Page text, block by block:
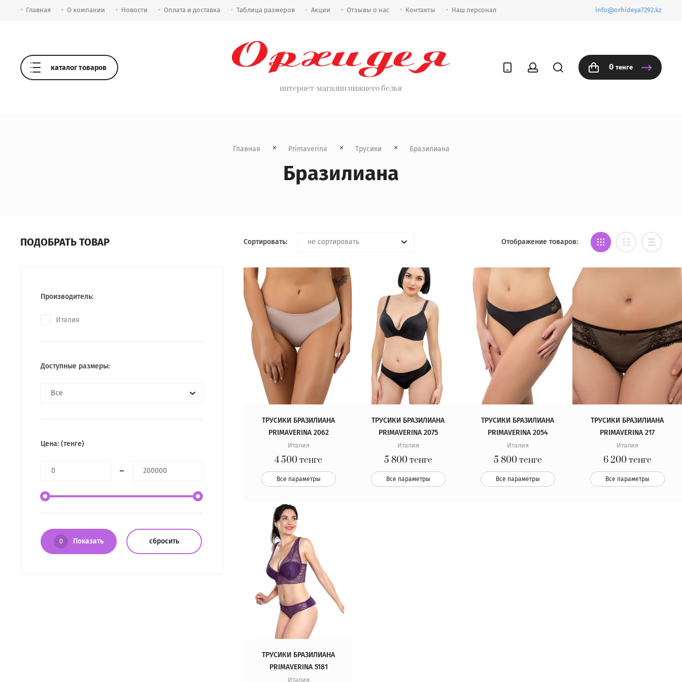
Главная О компании Новости Оплата и доставка Таблица размеров Акции Отзывы о нас Контакты Наш персонал info@orhideya7292.kz
каталог товаров
интернет-магазин нижнего белья
0 тенге
Главная Primaverina Трусики
  Бразилиана
Бразилиана
ПОДОБРАТЬ ТОВАР
Производитель:
Италия
Доступные размеры:
Все
Цена: (тенге)
0 Показать сбросить
Сортировать: не сортировать Отображение товаров:
ТРУСИКИ БРАЗИЛИАНА
PRIMAVERINA 2062
Италия
4 500 тенге
Все параметры
ТРУСИКИ БРАЗИЛИАНА
PRIMAVERINA 2075
Италия
5 800тенге
Все параметры
ТРУСИКИ БРАЗИЛИАНА
PRIMAVERINA 2054
Италия
5 800тенге
Все параметры
ТРУСИКИ БРАЗИЛИАНА
PRIMAVERINA 217
Италия
6 200тенге
Все параметры
ТРУСИКИ БРАЗИЛИАНА
PRIMAVERINA 5181
Италия